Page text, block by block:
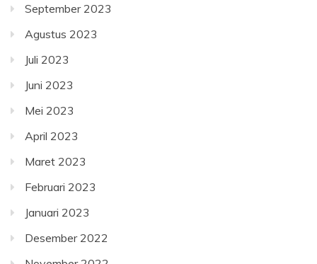
September 2023
Agustus 2023
Juli 2023
Juni 2023
Mei 2023
April 2023
Maret 2023
Februari 2023
Januari 2023
Desember 2022